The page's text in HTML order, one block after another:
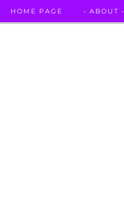
HOME PAGE • ABOUT •